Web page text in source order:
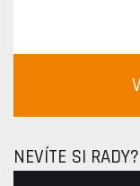
NEVÍTE SI